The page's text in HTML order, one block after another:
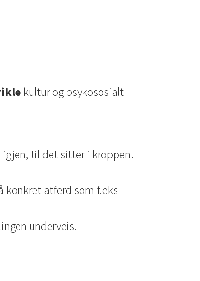
kultur og psykososialt
igjen, til det sitter i kroppen.
konkret atferd som f.eks
underveis.